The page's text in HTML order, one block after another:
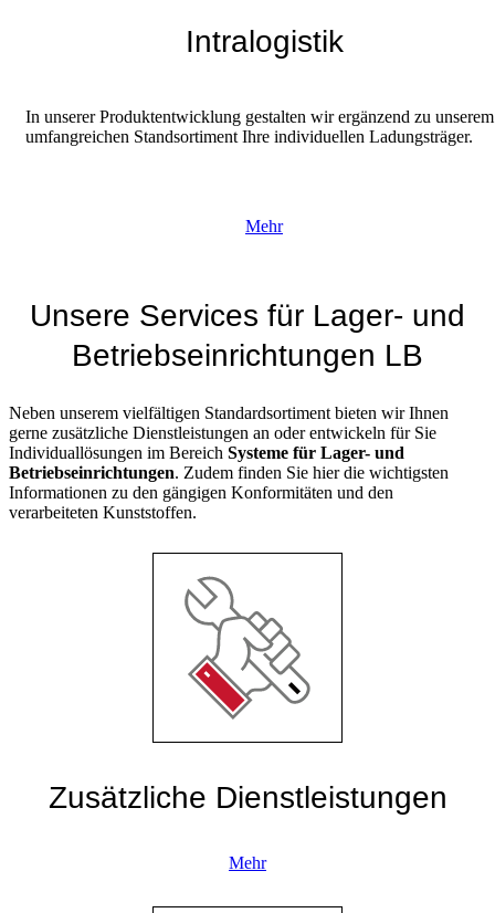
Intralogistik
In unserer Produktentwicklung gestalten wir ergänzend zu unserem
umfangreichen Standsortiment Ihre individuellen Ladungsträger.
Mehr
Unsere Services für Lager- und
Betriebseinrichtungen LB
Neben unserem vielfältigen Standardsortiment bieten wir Ihnen
gerne zusätzliche Dienstleistungen an oder entwickeln für Sie
Individuallösungen im Bereich Systeme für Lager- und
Betriebseinrichtungen. Zudem finden Sie hier die wichtigsten
Informationen zu den gängigen Konformitäten und den
verarbeiteten Kunststoffen.
Zusätzliche Dienstleistungen
Mehr